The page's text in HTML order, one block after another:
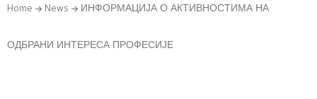
Home News ИНФОРМАЦИЈА О АКТИВНОСТИМА НА
ОДБРАНИ ИНТЕРЕСА ПРОФЕСИЈЕ